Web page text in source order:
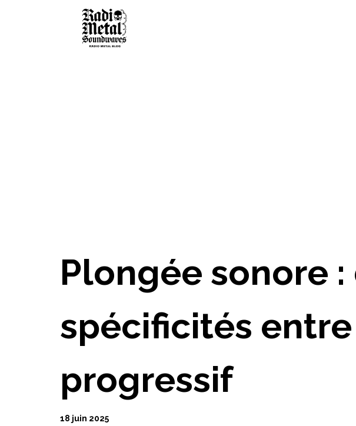
Plongée sonore
spécificités
progressif
18 juin 2025